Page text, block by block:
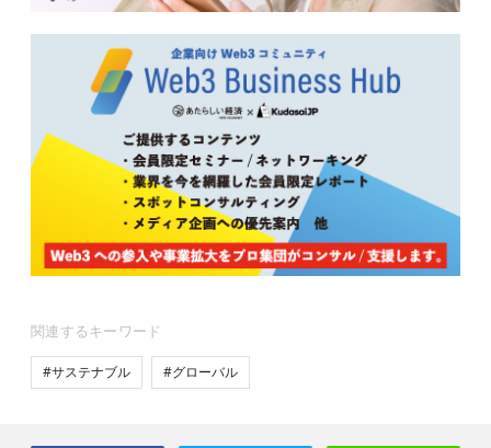
関連するキーワード
#サステナブル #グローバル